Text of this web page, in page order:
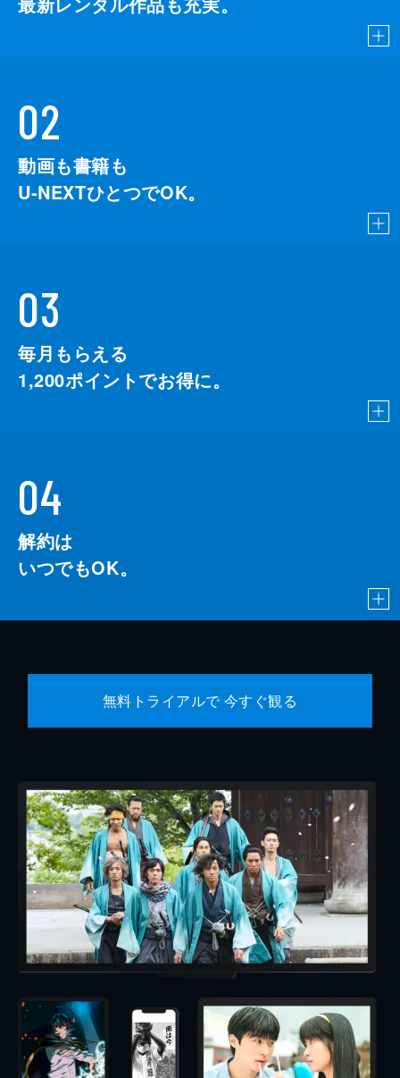
02
動画も書籍も
U-NEXTひとつでOK。
03
毎月もらえる
1,200ポイントでお得に。
04
解約は
いつでもOK。
無料トライアルで 今すぐ観る